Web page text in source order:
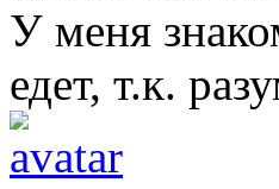
У меня
едет, т.к.